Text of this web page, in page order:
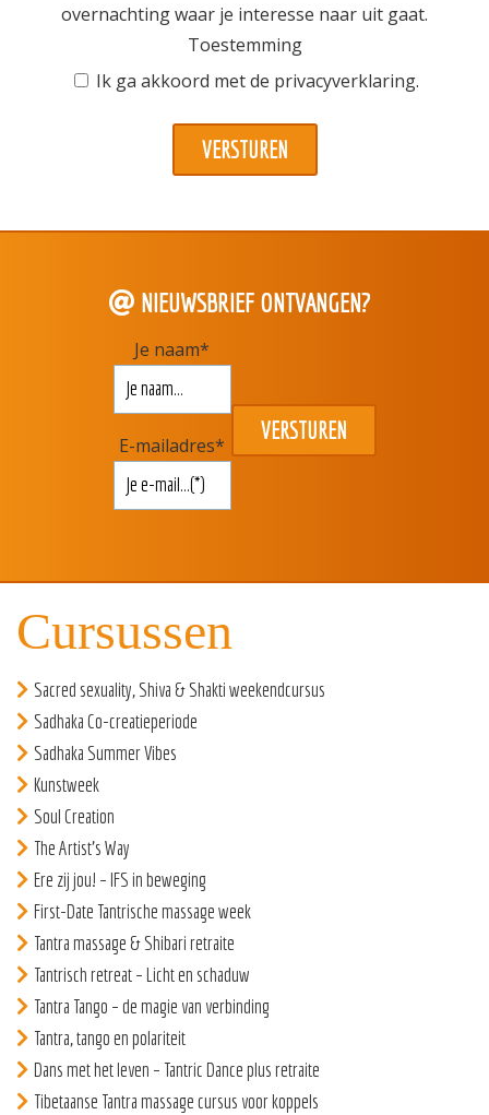
overnachting waar je interesse naar uit gaat.
Toestemming
Ik ga akkoord met de privacyverklaring.
NIEUWSBRIEF ONTVANGEN?
Je naam*
E-mailadres*
Cursussen
Sacred sexuality, Shiva & Shakti weekendcursus
Sadhaka Co-creatieperiode
Sadhaka Summer Vibes
Kunstweek
Soul Creation
The Artist’s Way
Ere zij jou! – IFS in beweging
First-Date Tantrische massage week
Tantra massage & Shibari retraite
Tantrisch retreat – Licht en schaduw
Tantra Tango – de magie van verbinding
Tantra, tango en polariteit
Dans met het leven – Tantric Dance plus retraite
Tibetaanse Tantra massage cursus voor koppels